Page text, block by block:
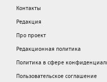
Контакты
Редакция
Про проект
Редакционная политика
Политика в сфере
Пользовательское соглашение